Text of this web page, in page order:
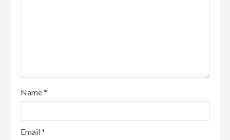
Name*
Email*